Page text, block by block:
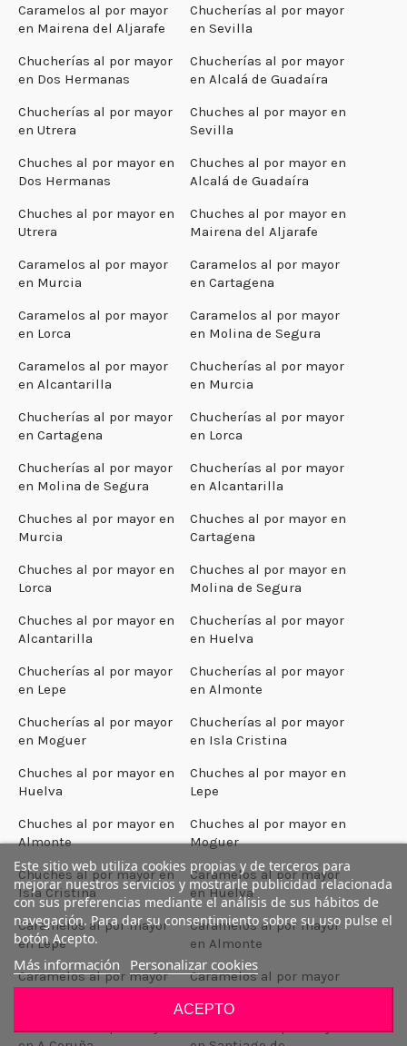
Caramelos al por mayor
en Mairena del Aljarafe
Chucherías al por mayor
en Sevilla
Chucherías al por mayor
en Dos Hermanas
Chucherías al por mayor
en Alcalá de Guadaíra
Chucherías al por mayor
en Utrera
Chuches al por mayor en
Sevilla
Chuches al por mayor en
Dos Hermanas
Chuches al por mayor en
Alcalá de Guadaíra
Chuches al por mayor en
Utrera
Chuches al por mayor en
Mairena del Aljarafe
Caramelos al por mayor
en Murcia
Caramelos al por mayor
en Cartagena
Caramelos al por mayor
en Lorca
Caramelos al por mayor
en Molina de Segura
Caramelos al por mayor
en Alcantarilla
Chucherías al por mayor
en Murcia
Chucherías al por mayor
en Cartagena
Chucherías al por mayor
en Lorca
Chucherías al por mayor
en Molina de Segura
Chucherías al por mayor
en Alcantarilla
Chuches al por mayor en
Murcia
Chuches al por mayor en
Cartagena
Chuches al por mayor en
Lorca
Chuches al por mayor en
Molina de Segura
Chuches al por mayor en
Alcantarilla
Chucherías al por mayor
en Huelva
Chucherías al por mayor
en Lepe
Chucherías al por mayor
en Almonte
Chucherías al por mayor
en Moguer
Chucherías al por mayor
en Isla Cristina
Chuches al por mayor en
Huelva
Chuches al por mayor en
Lepe
Chuches al por mayor en
Almonte
Chuches al por mayor en
Moguer
Chuches al por mayor en
Isla Cristina
Caramelos al por mayor
en Huelva
Caramelos al por mayor
en Lepe
Caramelos al por mayor
en Almonte
Caramelos al por mayor
Caramelos al por mayor
Chucherias al por mayor
Chucherias al por mayor
Este sitio web utiliza cookies propias y de terceros para
mejorar nuestros servicios y mostrarle publicidad relacionada
con sus preferencias mediante el análisis de sus hábitos de
navegación. Para dar su consentimiento sobre su uso pulse el
botón Acepto.
Más información Personalizar cookies
ACEPTO